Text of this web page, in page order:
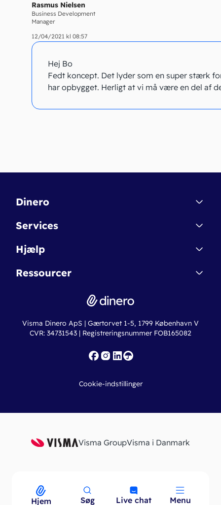
Hjem Søg Live chat Menu
Menu
Rasmus Nielsen
Business Development
Manager
12/04/2021 kl 08:57
Hej Bo
Fedt koncept. Det lyder som en super stærk
har opbygget. Herligt at vi må være en del af
Dinero
Kontakt
Betingelser & Sikkerhed
Nye funktioner
Services
Dinero Starter
Dinero Pro
Erhvervslån
Fakturaskabeloner
Hjælp
Regnskabsordbogen
Online regnskabskurser
Ressourcer
Ny virksomhed
Iværksætterlegat
Visma Dinero ApS | Gærtorvet 1-5, 1799 København V
CVR: 34731543 | Registreringsnummer FOB165082
Cookie-indstillinger
Visma GroupVisma i Danmark